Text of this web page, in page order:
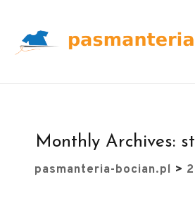
Monthly Archives:
pasmanteria-bocian.pl >